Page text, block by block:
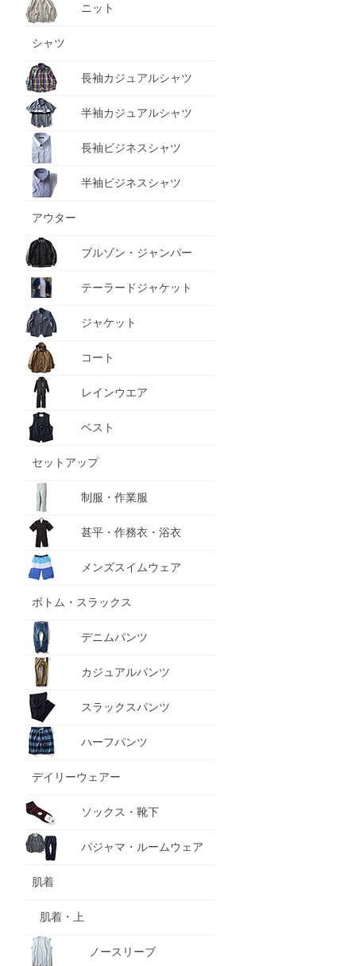
ニット
シャツ
長袖カジュアルシャツ
半袖カジュアルシャツ
長袖ビジネスシャツ
半袖ビジネスシャツ
アウター
ブルゾン・ジャンパー
テーラードジャケット
ジャケット
コート
レインウエア
ベスト
セットアップ
制服・作業服
甚平・作務衣・浴衣
メンズスイムウェア
ボトム・スラックス
デニムパンツ
カジュアルパンツ
スラックスパンツ
ハーフパンツ
デイリーウェアー
ソックス・靴下
パジャマ・ルームウェア
肌着
肌着・上
ノースリーブ